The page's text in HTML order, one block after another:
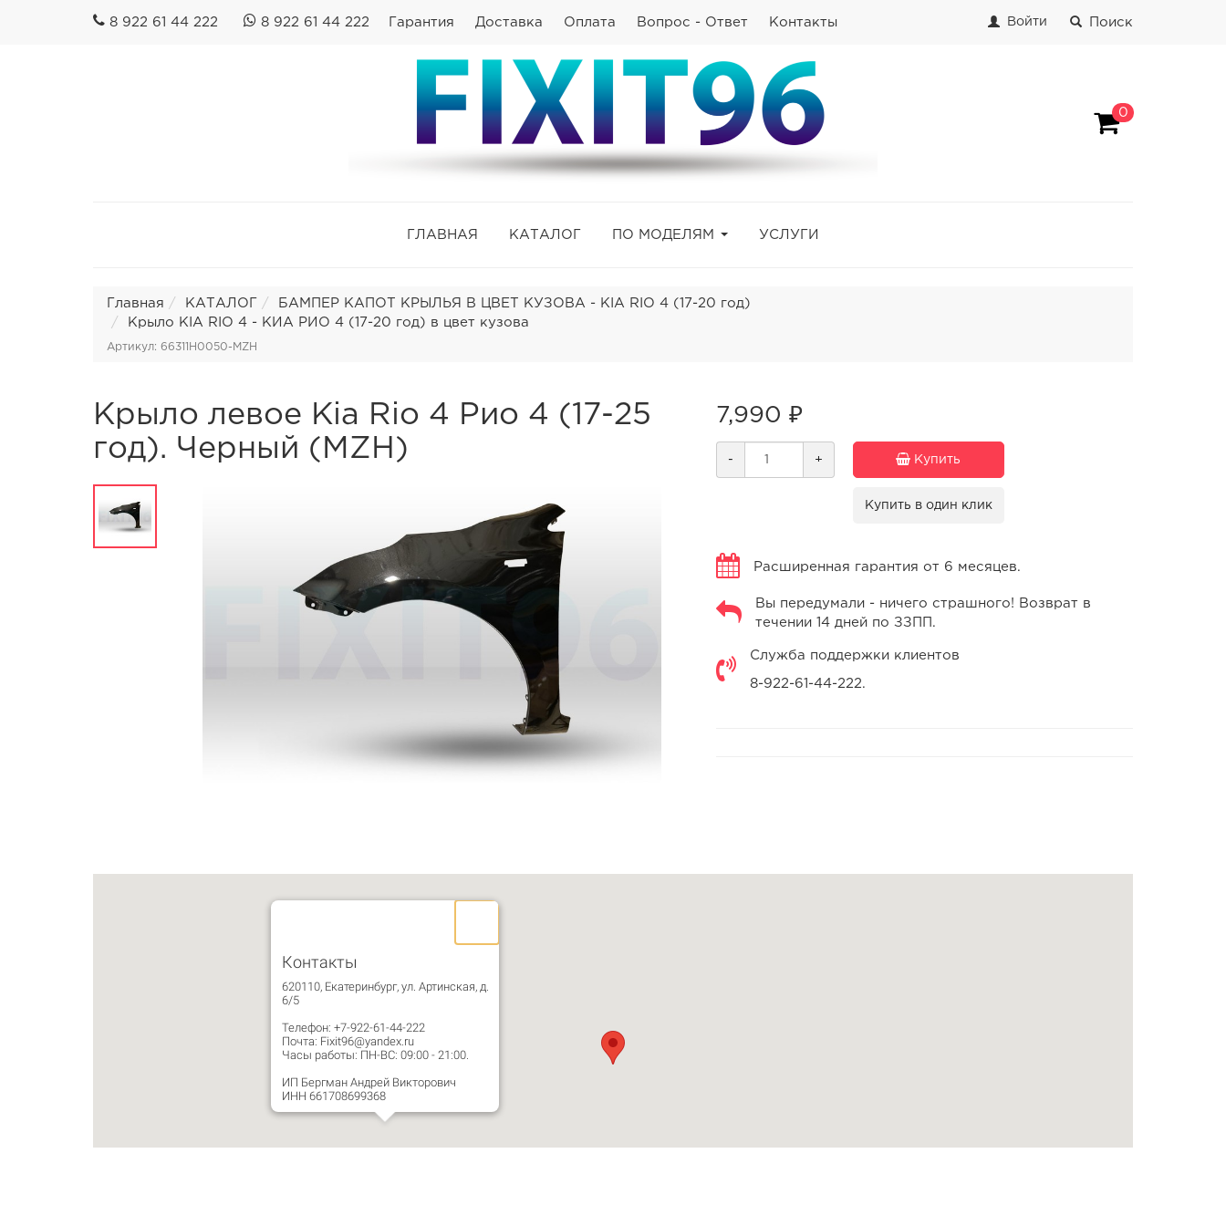
8 922 61 44 222 8 922 61 44 222 Гарантия Доставка Оплата Вопрос - Ответ Контакты Войти Поиск
0
ГЛАВНАЯ КАТАЛОГ ПО МОДЕЛЯМ УСЛУГИ
Главная КАТАЛОГ
БАМПЕР КАПОТ КРЫЛЬЯ В ЦВЕТ КУЗОВА - KIA RIO 4 (17-20 год)
Крыло KIA RIO 4 - КИА РИО 4 (17-20 год) в цвет кузова
Артикул: 66311H0050-MZH
Крыло левое Kia Rio 4 Рио 4 (17-25
год). Черный (MZH)
7,990 ₽
- + Купить
Купить в один клик
Расширенная гарантия от 6 месяцев.
Вы передумали - ничего страшного! Возврат в
течении 14 дней по ЗЗПП.
Служба поддержки клиентов
8-922-61-44-222.
Контакты
620110, Екатеринбург, ул. Артинская, д.
6/5
Телефон: +7-922-61-44-222
Почта: Fixit96@yandex.ru
Часы работы: ПН-ВС: 09:00 - 21:00.
ИП Бергман Андрей Викторович
ИНН 661708699368